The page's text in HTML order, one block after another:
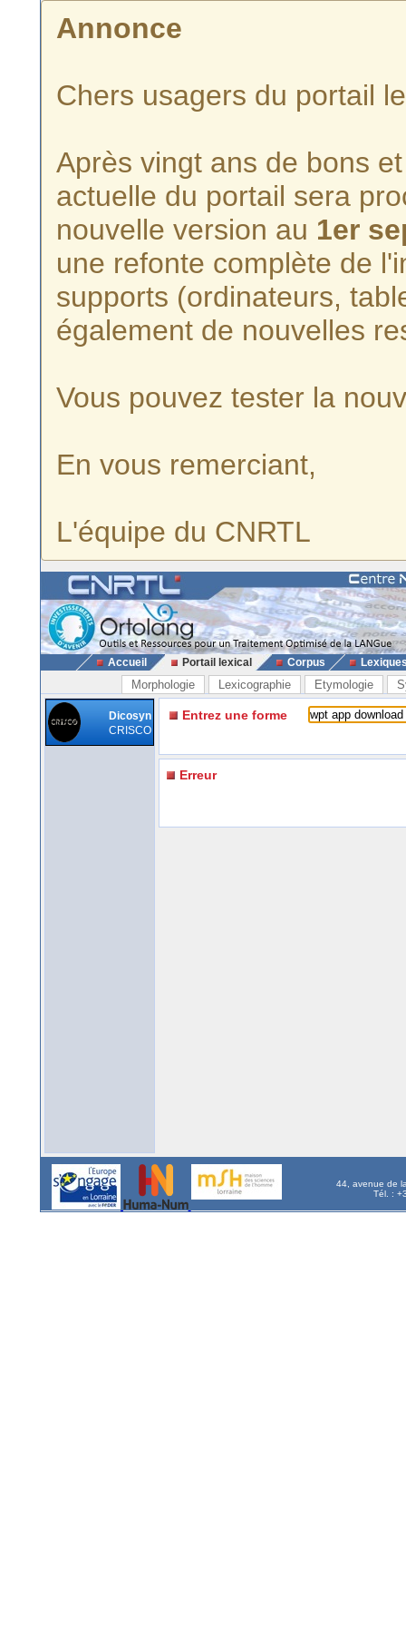
Annonce
Chers usagers du portail
Après vingt ans de bons
actuelle du portail sera
nouvelle version au 1er
une refonte complète de
supports (ordinateurs,
également de nouvelles
Vous pouvez tester la
En vous remerciant,
L'équipe du CNRTL
Accueil Portail lexical Corpus
Morphologie Lexicographie Etymologie
Dicosyn
CRISCO
Entrez une forme
Erreur
44, avenue de
Tél. :